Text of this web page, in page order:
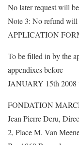
No later request will
Note 3: No refund will
APPLICATION
To be filled in by the
appendixes before
JANUARY 15th 2008
FONDATION
Jean Pierre Deru,
2, Place M. Van